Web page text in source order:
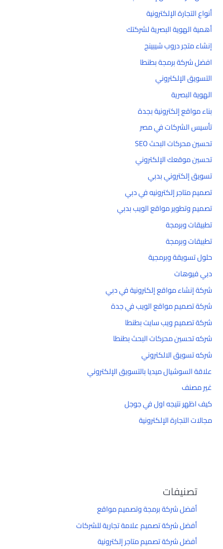
أنواع التجارة الإلكترونية
أهمية الهوية البصرية لشركتك
إنشاء متجر دروب شيبينج
افضل شركة برمجة بطنطا
التسويق الإلكتروني
الهوية البصرية
بناء مواقع إلكترونية بجدة
تأسيس الشركات في مصر
تحسين محركات البحث SEO
تحسين موقعك الإلكتروني
تسويق إلكتروني بدبي
تصميم متاجر إلكترونيه في دبي
تصميم وتطوير مواقع الويب بدبي
تطبيقات وبرمجة
تطبيقات وبرمجة
حلول تسويقة وبرمجية
دبي فيوهات
شركة إنشاء مواقع إلكترونية في دبي
شركة تصميم مواقع الويب في جدة
شركة تصميم ويب سايت بطنطا
شركه تحسين محركات البحث بطنطا
شركه تسويق الالكتروني
علاقة السوشيال ميديا بالتسويق الإلكتروني
غير مصنف
كيف اظهر نتيجه اول في جوجل
مجالات التجارة الإلكترونية
تصنيفات
أفضل شركة برمجة وتصميم مواقع
أفضل شركة تصميم علامة تجارية للشركات
أفضل شركة تصميم متاجر إلكترونية